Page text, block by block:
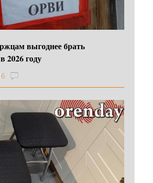
выгоднее брать
2026 году